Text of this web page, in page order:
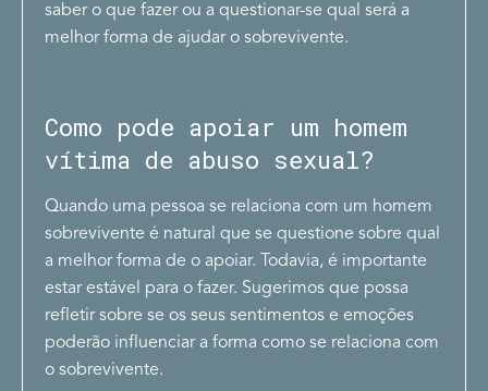
saber o que fazer ou a questionar-se qual será a
melhor forma de ajudar o sobrevivente.
Como pode apoiar um homem
vítima de abuso sexual?
Quando uma pessoa se relaciona com um homem
sobrevivente é natural que se questione sobre qual
a melhor forma de o apoiar. Todavia, é importante
estar estável para o fazer. Sugerimos que possa
refletir sobre se os seus sentimentos e emoções
poderão influenciar a forma como se relaciona com
o sobrevivente.